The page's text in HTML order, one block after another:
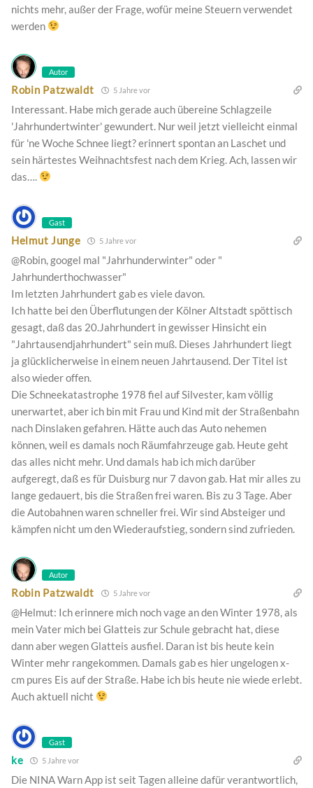
nichts mehr, außer der Frage, wofür meine Steuern verwendet
werden
Autor
Robin Patzwaldt 5 Jahre vor
Interessant. Habe mich gerade auch übereine Schlagzeile
'Jahrhundertwinter' gewundert. Nur weil jetzt vielleicht einmal
für 'ne Woche Schnee liegt? erinnert spontan an Laschet und
sein härtestes Weihnachtsfest nach dem Krieg. Ach, lassen wir
das….
Gast
Helmut Junge 5 Jahre vor
@Robin, googel mal "Jahrhunderwinter" oder "
Jahrhunderthochwasser"
Im letzten Jahrhundert gab es viele davon.
Ich hatte bei den Überflutungen der Kölner Altstadt spöttisch
gesagt, daß das 20.Jahrhundert in gewisser Hinsicht ein
"Jahrtausendjahrhundert" sein muß. Dieses Jahrhundert liegt
ja glücklicherweise in einem neuen Jahrtausend. Der Titel ist
also wieder offen.
Die Schneekatastrophe 1978 fiel auf Silvester, kam völlig
unerwartet, aber ich bin mit Frau und Kind mit der Straßenbahn
nach Dinslaken gefahren. Hätte auch das Auto nehemen
können, weil es damals noch Räumfahrzeuge gab. Heute geht
das alles nicht mehr. Und damals hab ich mich darüber
aufgeregt, daß es für Duisburg nur 7 davon gab. Hat mir alles zu
lange gedauert, bis die Straßen frei waren. Bis zu 3 Tage. Aber
die Autobahnen waren schneller frei. Wir sind Absteiger und
kämpfen nicht um den Wiederaufstieg, sondern sind zufrieden.
Autor
Robin Patzwaldt 5 Jahre vor
@Helmut: Ich erinnere mich noch vage an den Winter 1978, als
mein Vater mich bei Glatteis zur Schule gebracht hat, diese
dann aber wegen Glatteis ausfiel. Daran ist bis heute kein
Winter mehr rangekommen. Damals gab es hier ungelogen x-
cm pures Eis auf der Straße. Habe ich bis heute nie wiede erlebt.
Auch aktuell nicht
Gast
ke 5 Jahre vor
Die NINA Warn App ist seit Tagen alleine dafür verantwortlich,